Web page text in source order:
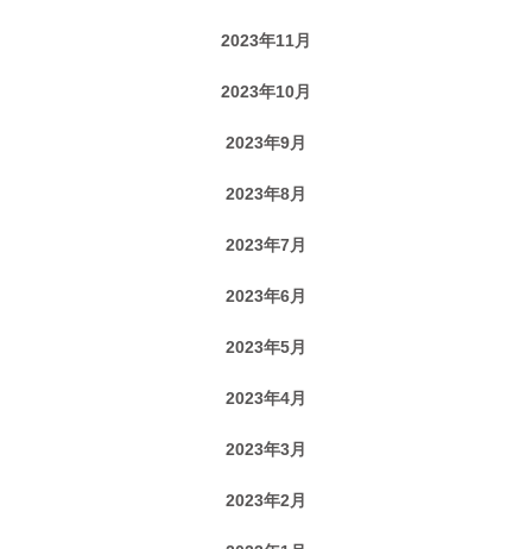
2023年11月
2023年10月
2023年9月
2023年8月
2023年7月
2023年6月
2023年5月
2023年4月
2023年3月
2023年2月